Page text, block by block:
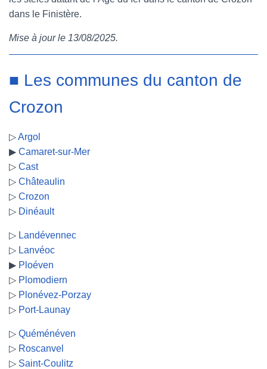
e
b
o
k
t
t e
e
dans le Finistère.
Mise à jour le 13/08/2025.
■ Les communes du canton de
Crozon
▷Argol
▶ Camaret-sur-Mer
▷ Cast
▷ Châteaulin
▷ Crozon
▷ Dinéault
▷ Landévennec
▷ Lanvéoc
▶ Ploéven
▷ Plomodiern
▷ Plonévez-Porzay
▷ Port-Launay
▷ Quéménéven
▷ Roscanvel
▷ Saint-Coulitz